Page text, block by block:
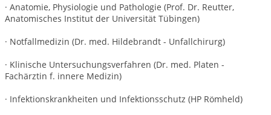
· Anatomie, Physiologie und Pathologie (Prof. Dr. Reutter,
Anatomisches Institut der Universität Tübingen)
· Notfallmedizin (Dr. med. Hildebrandt - Unfallchirurg)
· Klinische Untersuchungsverfahren (Dr. med. Platen -
Fachärztin f. innere Medizin)
· Infektionskrankheiten und Infektionsschutz (HP Römheld)